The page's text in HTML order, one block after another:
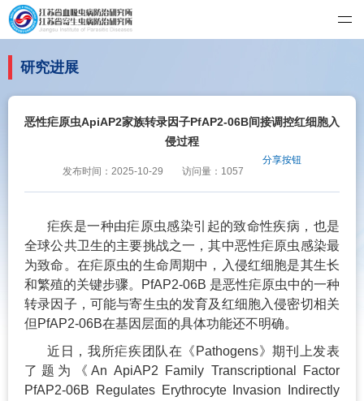
江苏省血吸虫病防治研究所、江苏省寄生虫病防治研究所 世界卫生组
研究进展
恶性疟原虫ApiAP2家族转录因子PfAP2-06B间接调控红细胞入
侵过程
发布时间：2025-10-29 访问量：1057
分享按钮
疟疾是一种由疟原虫感染引起的致命性疾病，也是
全球公共卫生的主要挑战之一，其中恶性疟原虫感染最
为致命。在疟原虫的生命周期中，入侵红细胞是其生长
和繁殖的关键步骤。PfAP2-06B 是恶性疟原虫中的一种
转录因子，可能与寄生虫的发育及红细胞入侵密切相关
但PfAP2-06B在基因层面的具体功能还不明确。
近日，我所疟疾团队在《Pathogens》期刊上发表
了题为《An ApiAP2 Family Transcriptional Factor
PfAP2-06B Regulates Erythrocyte Invasion Indirectly